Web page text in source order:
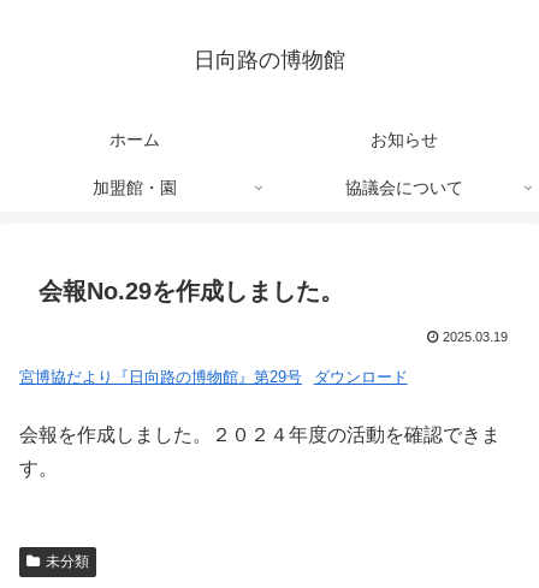
日向路の博物館
ホーム お知らせ
加盟館・園 協議会について
会報No.29を作成しました。
2025.03.19
宮博協だより『日向路の博物館』第29号 ダウンロード
会報を作成しました。２０２４年度の活動を確認できま
す。
未分類